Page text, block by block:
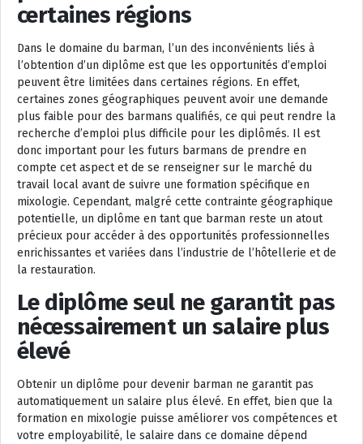
certaines régions
Dans le domaine du barman, l’un des inconvénients liés à
l’obtention d’un diplôme est que les opportunités d’emploi
peuvent être limitées dans certaines régions. En effet,
certaines zones géographiques peuvent avoir une demande
plus faible pour des barmans qualifiés, ce qui peut rendre la
recherche d’emploi plus difficile pour les diplômés. Il est
donc important pour les futurs barmans de prendre en
compte cet aspect et de se renseigner sur le marché du
travail local avant de suivre une formation spécifique en
mixologie. Cependant, malgré cette contrainte géographique
potentielle, un diplôme en tant que barman reste un atout
précieux pour accéder à des opportunités professionnelles
enrichissantes et variées dans l’industrie de l’hôtellerie et de
la restauration.
Le diplôme seul ne garantit pas
nécessairement un salaire plus
élevé
Obtenir un diplôme pour devenir barman ne garantit pas
automatiquement un salaire plus élevé. En effet, bien que la
formation en mixologie puisse améliorer vos compétences et
votre employabilité, le salaire dans ce domaine dépend